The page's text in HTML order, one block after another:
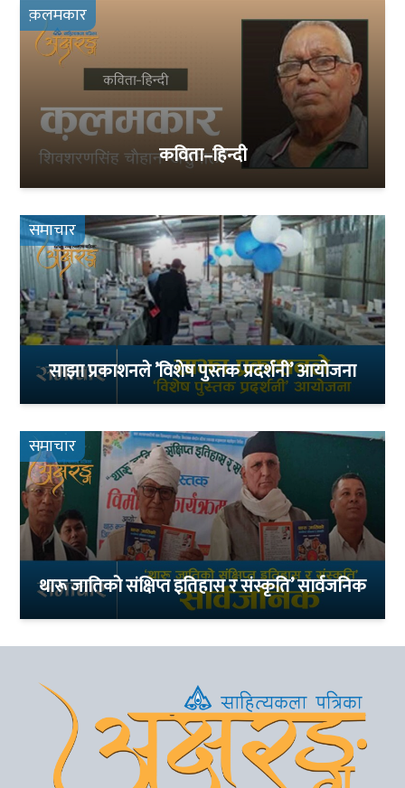
क़लमकार
कविता–हिन्दी
समाचार
साझा प्रकाशनले ’विशेष पुस्तक प्रदर्शनी’ आयोजना
समाचार
थारू जातिको संक्षिप्त इतिहास र संस्कृति’ सार्वजनिक